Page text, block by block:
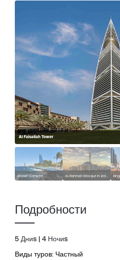
Al Faisaliah Tower
Jeddah Corniche
Подробности
5 Дниs | 4 Ночиs
Виды туров: Частный